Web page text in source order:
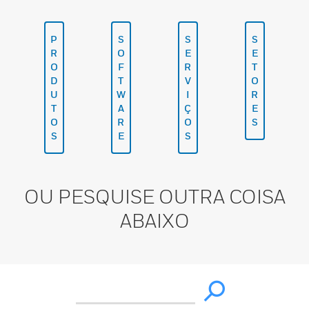
P
R
O
D
U
T
O
S
S
O
F
T
W
A
R
E
S
E
R
V
I
Ç
O
S
S
E
T
O
R
E
S
OU PESQUISE OUTRA COISA
ABAIXO